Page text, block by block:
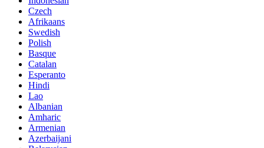
Czech
Afrikaans
Swedish
Polish
Basque
Catalan
Esperanto
Hindi
Lao
Albanian
Amharic
Armenian
Azerbaijani